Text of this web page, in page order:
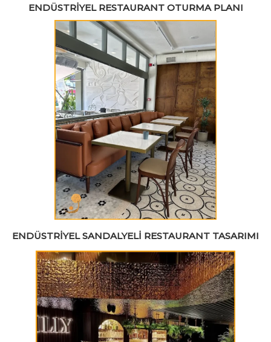
ENDÜSTRIYEL RESTAURANT OTURMA PLANI
ENDÜSTRIYEL SANDALYELI RESTAURANT TASARIMI